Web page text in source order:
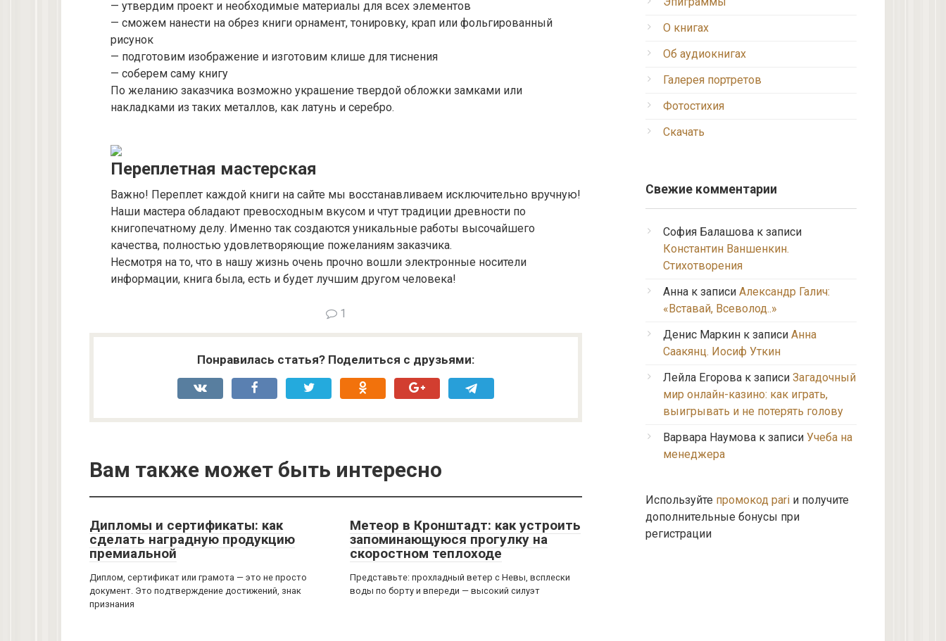
— утвердим проект и необходимые материалы для всех элементов
— сможем нанести на обрез книги орнамент, тонировку, крап или фольгированный
рисунок
— подготовим изображение и изготовим клише для тиснения
— соберем саму книгу
По желанию заказчика возможно украшение твердой обложки замками или
накладками из таких металлов, как латунь и серебро.
Переплетная мастерская
Важно! Переплет каждой книги на сайте мы восстанавливаем исключительно вручную!
Наши мастера обладают превосходным вкусом и чтут традиции древности по
книгопечатному делу. Именно так создаются уникальные работы высочайшего
качества, полностью удовлетворяющие пожеланиям заказчика.
Несмотря на то, что в нашу жизнь очень прочно вошли электронные носители
информации, книга была, есть и будет лучшим другом человека!
1
Понравилась статья? Поделиться с друзьями:
Вам также может быть интересно
Дипломы и сертификаты: как
сделать наградную продукцию
премиальной
Диплом, сертификат или грамота — это не просто
документ. Это подтверждение достижений, знак
признания
Метеор в Кронштадт: как устроить
запоминающуюся прогулку на
скоростном теплоходе
Представьте: прохладный ветер с Невы, всплески
воды по борту и впереди — высокий силуэт
О книгах
Об аудиокнигах
Галерея портретов
Фотостихия
Скачать
Свежие комментарии
София Балашова к записи
Константин Ваншенкин.
Стихотворения
Анна к записи Александр Галич:
«Вставай, Всеволод..»
Денис Маркин к записи Анна
Саакянц. Иосиф Уткин
Лейла Егорова к записи Загадочный
мир онлайн-казино: как играть,
выигрывать и не потерять голову
Варвара Наумова к записи Учеба на
менеджера
Используйте промокод pari и получите
дополнительные бонусы при
регистрации